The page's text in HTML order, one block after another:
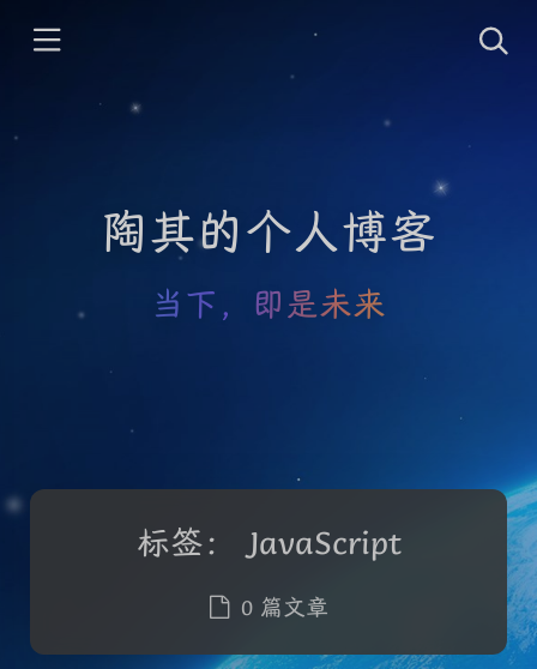
陶其的个人博客
当下，即是未来
标签：JavaScript
0 篇文章